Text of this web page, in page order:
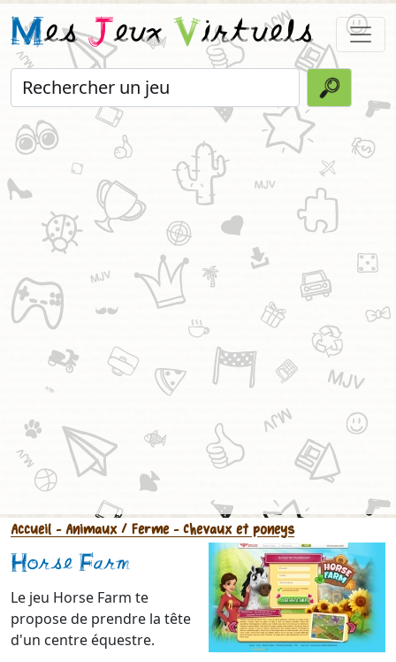
MesJeuxVirtuels
Accueil - Animaux / Ferme- Chevaux et poneys
Horse Farm
Le jeu Horse Farm te
propose de prendre la tête
d'un centre équestre.